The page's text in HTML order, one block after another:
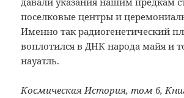
поселковые центры и
Именно так радиогенетический
воплотилсяв ДНК народа майя и
науатль.
Космическая История, том 6,